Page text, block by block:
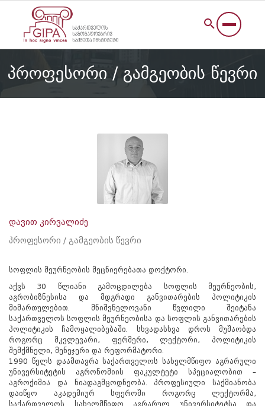
პროფესორი / გამგეობის წევრი
დავით კირვალიძე
პროფესორი / გამგეობის წევრი
სოფლის მეურნეობის მეცნიერებათა დოქტორი.
აქვს 30 წლიანი გამოცდილება სოფლის მეურნეობის,
აგრობიზნესისა და მდგრადი განვითარების პოლიტიკის
მიმართულებით. მნიშვნელოვანი წვლილი შეიტანა
საქართველოს სოფლის მეურნეობისა და სოფლის განვითარების
პოლიტიკის ჩამოყალიბებაში. სხვადასხვა დროს მუშაობდა
როგორც მკვლევარი, ფერმერი, ლექტორი, პოლიტიკის
შემქმნელი, მენეჯერი და რეფორმატორი.
1990 წელს დაამთავრა საქართველოს სახელმწიფო აგრარული
უნივერსიტეტის აგრონომიის ფაკულტეტი სპეციალობით –
აგროქიმია და ნიადაგმცოდნეობა. პროფესიული საქმიანობა
დაიწყო აკადემიურ სფეროში როგორც ლექტორმა,
საქართველოს სახელმწიფო აგრარულ უნივერსიტეტსა და